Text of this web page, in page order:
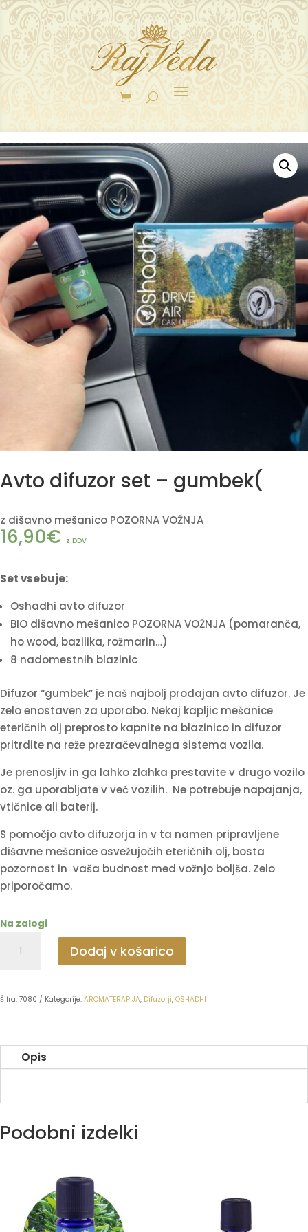
Avto difuzor set – gumbek(
z dišavno mešanico POZORNA VOŽNJA
16,90€ z DDV
Set vsebuje:
Oshadhi avto difuzor
BIO dišavno mešanico POZORNA VOŽNJA (pomaranča,
ho wood, bazilika, rožmarin…)
8 nadomestnih blazinic
Difuzor “gumbek” je naš najbolj prodajan avto difuzor. Je
zelo enostaven za uporabo. Nekaj kapljic mešanice
eteričnih olj preprosto kapnite na blazinico in difuzor
pritrdite na reže prezračevalnega sistema vozila.
Je prenosljiv in ga lahko zlahka prestavite v drugo vozilo
oz. ga uporabljate v več vozilih. Ne potrebuje napajanja,
vtičnice ali baterij.
S pomočjo avto difuzorja in v ta namen pripravljene
dišavne mešanice osvežujočih eteričnih olj, bosta
pozornost in vaša budnost med vožnjo boljša. Zelo
priporočamo.
Na zalogi
difuzor
-
Dodaj v košarico
Šifra: 7080 Kategorije: AROMATERAPIJA, Difuzorji, OSHADHI
Opis
Podobni izdelki